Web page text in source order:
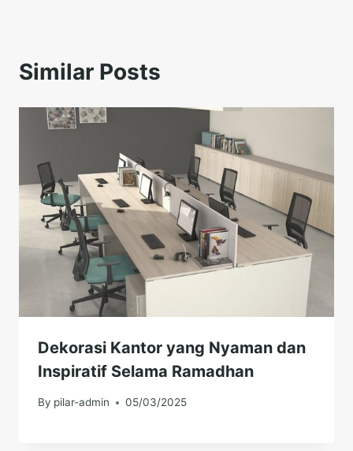
Similar Posts
Dekorasi Kantor yang Nyaman dan
Inspiratif Selama Ramadhan
By pilar-admin 05/03/2025